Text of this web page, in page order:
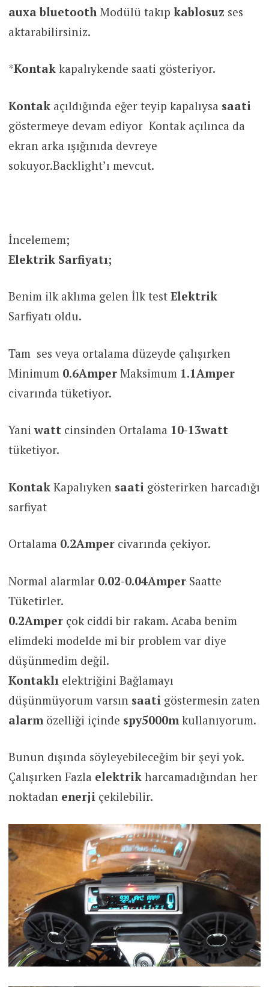
auxa bluetoothModülü takıp kablosuz ses
aktarabilirsiniz.
*Kontakkapalıykende saati gösteriyor.
Kontak açıldığında eğer teyip kapalıysa saati
göstermeye devam ediyor Kontak açılınca da
ekran arka ışığınıda devreye
sokuyor.Backlight’ı mevcut.
İncelemem;
Elektrik Sarfiyatı;
Benim ilk aklıma gelen İlk test Elektrik
Sarfiyatı oldu.
Tam ses veya ortalama düzeyde çalışırken
Minimum 0.6AmperMaksimum 1.1Amper
civarında tüketiyor.
Yaniwattcinsinden Ortalama 10-13watt
tüketiyor.
Kontak Kapalıyken saati gösterirken harcadığı
sarfiyat
Ortalama 0.2Ampercivarında çekiyor.
Normal alarmlar 0.02-0.04AmperSaatte
Tüketirler.
0.2Amperçok ciddi bir rakam. Acaba benim
elimdeki modelde mi bir problem var diye
düşünmedim değil.
Kontaklı elektriğini Bağlamayı
düşünmüyorum varsın saati göstermesin zaten
alarm özelliği içinde spy5000m kullanıyorum.
Bunun dışında söyleyebileceğim bir şeyi yok.
Çalışırken Fazla elektrikharcamadığından her
noktadan enerjiçekilebilir.